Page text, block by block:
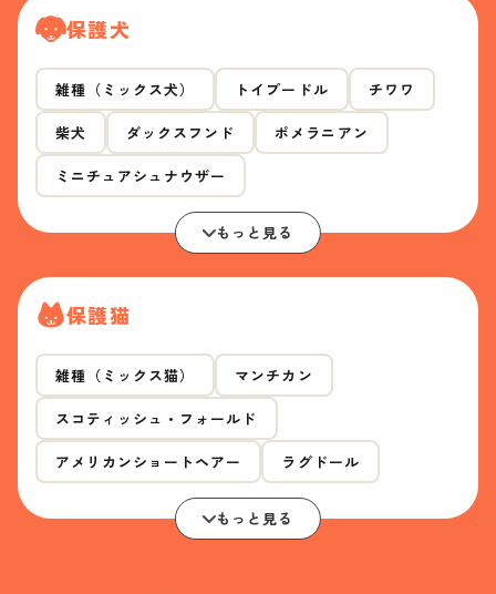
保護犬
雑種（ミックス犬） トイプードル チワワ
柴犬 ダックスフンド ポメラニアン
ミニチュアシュナウザー
もっと見る
保護猫
雑種（ミックス猫） マンチカン
スコティッシュ・フォールド
アメリカンショートヘアー ラグドール
もっと見る